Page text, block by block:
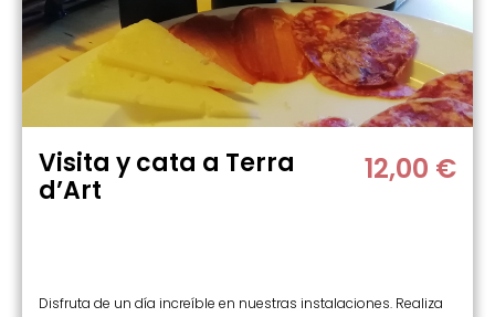
Visita y cata a Terra
d’Art
12,00 €
Disfruta de un día increíble en nuestras instalaciones. Realiza